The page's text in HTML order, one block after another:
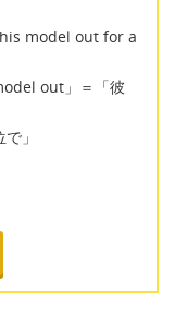
model out for a
out」＝「彼
」